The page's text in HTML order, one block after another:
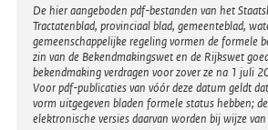
Disclaimer
De hier aangeboden pdf-bestanden van het
Tractatenblad, provinciaal blad, gemeenteblad,
gemeenschappelijke regeling vormen de formele
zin van de Bekendmakingswet en de Rijkswet
bekendmaking verdragen voor zover ze na 1 juli
Voor pdf-publicaties van vóór deze datum geldt
vorm uitgegeven bladen formele status hebben;
elektronische versies daarvan worden bij wijze